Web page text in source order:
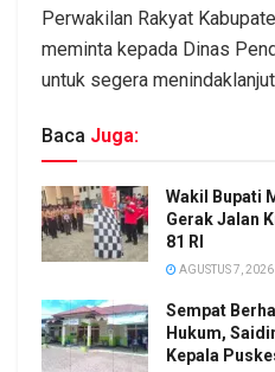
Perwakilan Rakyat
meminta kepada Dinas
untuk segera
Baca Juga:
Wakil Bupati
Gerak Jalan
81 RI
AGUSTUS 7, 2026
Sempat
Hukum,
Kepala